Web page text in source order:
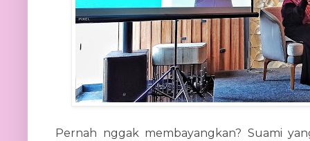
Pernah nggak membayangkan? Suami